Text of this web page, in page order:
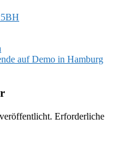
BH
auf Demo in Hamburg
Erforderliche